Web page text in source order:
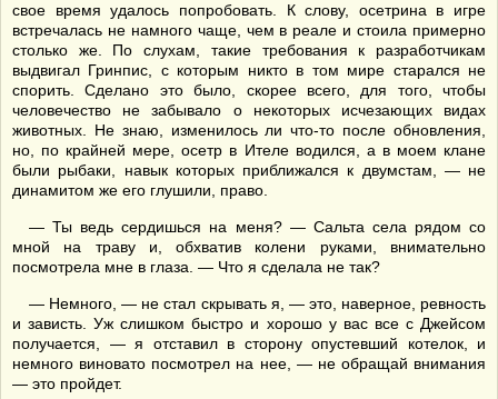
свое время удалось попробовать. К слову, осетрина в игре
встречалась не намного чаще, чем в реале и стоила примерно
столько же. По слухам, такие требования к разработчикам
выдвигал Гринпис, с которым никто в том мире старался не
спорить. Сделано это было, скорее всего, для того, чтобы
человечество не забывало о некоторых исчезающих видах
животных. Не знаю, изменилось ли что-то после обновления,
но, по крайней мере, осетр в Ителе водился, а в моем клане
были рыбаки, навык которых приближался к двумстам, — не
динамитом же его глушили, право.
— Ты ведь сердишься на меня? — Сальта села рядом со
мной на траву и, обхватив колени руками, внимательно
посмотрела мне в глаза. — Что я сделала не так?
— Немного, — не стал скрывать я, — это, наверное, ревность
и зависть. Уж слишком быстро и хорошо у вас все с Джейсом
получается, — я отставил в сторону опустевший котелок, и
немного виновато посмотрел на нее, — не обращай внимания
— это пройдет.